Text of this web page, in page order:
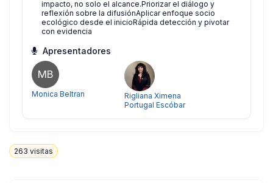
impacto, no solo el alcance.Priorizar el diálogo y
reflexión sobre la difusiónAplicar enfoque socio
ecológico desde el inicioRápida detección y pivotar
con evidencia
Apresentadores
MB
Monica Beltran
Rigliana Ximena
Portugal Escóbar
263 visitas